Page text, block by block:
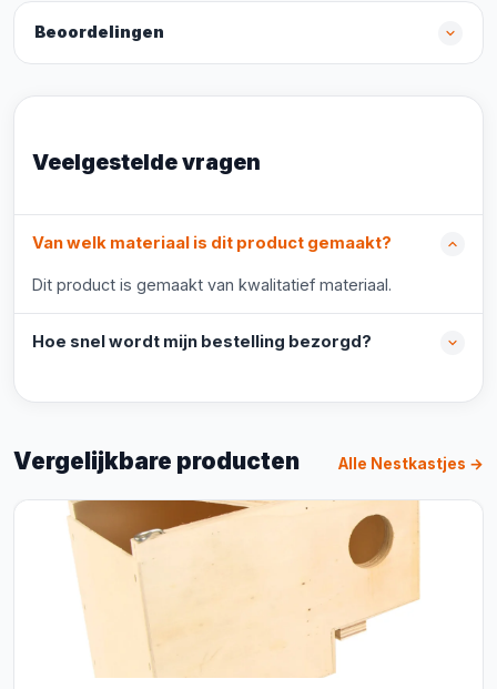
Beoordelingen
Veelgestelde vragen
Van welk materiaal is dit product gemaakt?
Dit product is gemaakt van kwalitatief materiaal.
Hoe snel wordt mijn bestelling bezorgd?
Vergelijkbare producten Alle Nestkastjes →